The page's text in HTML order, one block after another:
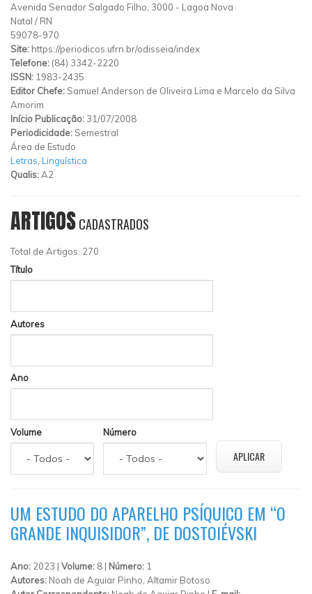
Avenida Senador Salgado Filho, 3000 - Lagoa Nova
Natal / RN
59078-970
Site: https://periodicos.ufrn.br/odisseia/index
Telefone: (84) 3342-2220
ISSN: 1983-2435
Editor Chefe: Samuel Anderson de Oliveira Lima e Marcelo da Silva
Amorim
Início Publicação: 31/07/2008
Periodicidade: Semestral
Área de Estudo
Letras Linguística
Qualis:A2
ARTIGOSCADASTRADOS
Total de Artigos: 270
Título
Autores
Ano
Volume Número
UM ESTUDO DO APARELHO PSÍQUICO EM “O
GRANDE INQUISIDOR”, DE DOSTOIÉVSKI
Ano: 2023 | Volume: 8 | Número: 1
Autores: Noah de Aguiar Pinho, Altamir Botoso